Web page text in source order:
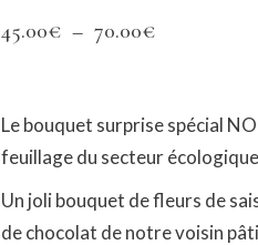
45.00€ – 70.00€Plage
45.00€
à
70.00€
Le bouquet surprise spécial
feuillage du secteur écologique
Un joli bouquet de fleurs de
de chocolat de notre voisin